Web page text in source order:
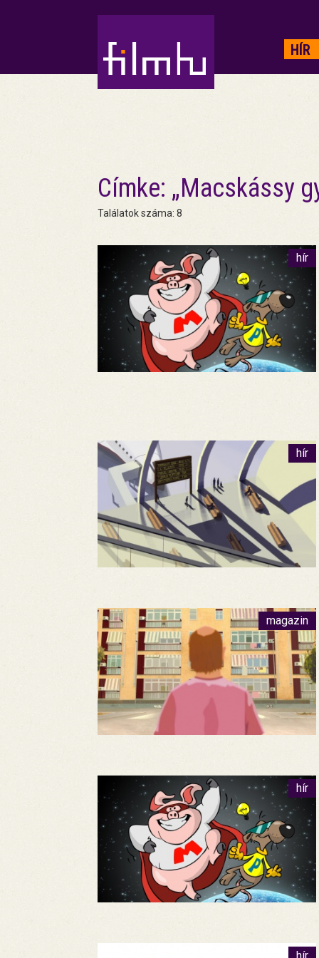
HÍR
Címke: „Macskássy
Találatok száma: 8
hír
hír
magazin
hír